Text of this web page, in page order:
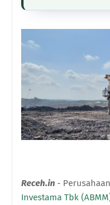
Receh.in -
Investama Tbk